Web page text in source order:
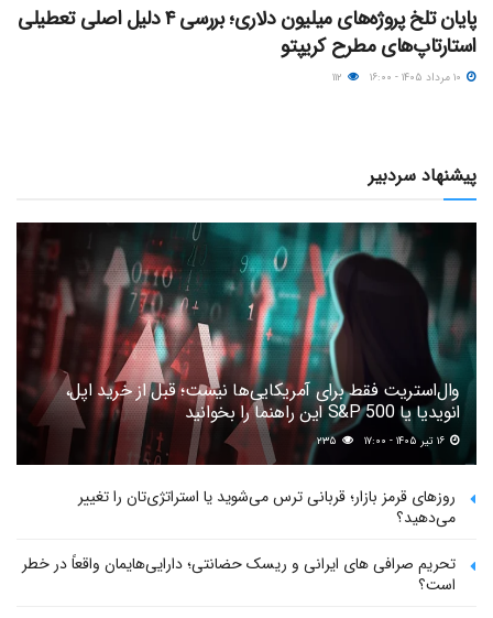
پایان تلخ پروژه‌های میلیون دلاری؛ بررسی ۴ دلیل اصلی تعطیلی
استارتاپ‌های مطرح کریپتو
پیشنهاد سردبیر
وال‌استریت فقط برای آمریکایی‌ها نیست؛ قبل از خرید اپل،
انویدیا یا S&P 500 این راهنما را بخوانید
۲۳۵
روزهای قرمز بازار؛ قربانی ترس می‌شوید یا استراتژی‌تان را تغییر
می‌دهید؟
تحریم صرافی های ایرانی و ریسک حضانتی؛ دارایی‌هایمان واقعاً در خطر
است؟